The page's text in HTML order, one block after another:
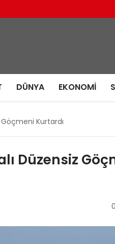
DÜNYA EKONOMI
Kurtardı
Düzensiz